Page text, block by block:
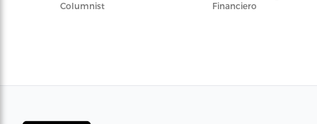
Columnist
Financiero